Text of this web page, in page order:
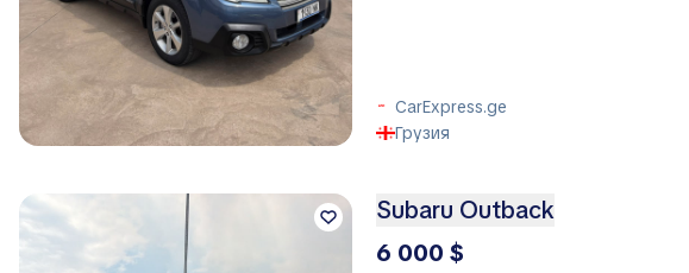
CarExpress.ge
Грузия
Subaru Outback
6 000 $